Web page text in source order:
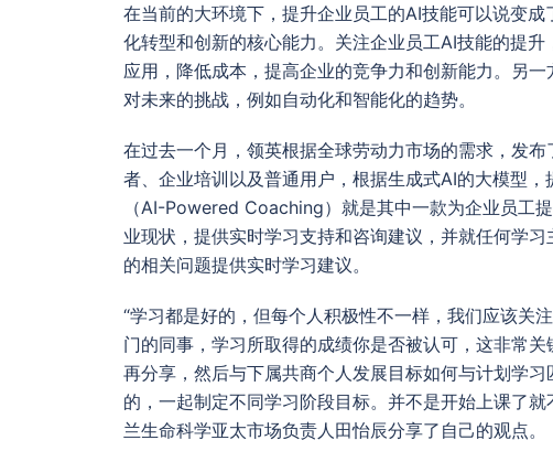
在当前的大环境下，提升企业员工的AI技能可以说变
化转型和创新的核心能力。关注企业员工AI技能的提
应用，降低成本，提高企业的竞争力和创新能力。另
对未来的挑战，例如自动化和智能化的趋势。
在过去一个月，领英根据全球劳动力市场的需求，发
者、企业培训以及普通用户，根据生成式AI的大模型
（AI-Powered Coaching）就是其中一款为企业员工
业现状，提供实时学习支持和咨询建议，并就任何学
的相关问题提供实时学习建议。
“学习都是好的，但每个人积极性不一样，我们应该关
门的同事，学习所取得的成绩你是否被认可，这非常
再分享，然后与下属共商个人发展目标如何与计划学
的，一起制定不同学习阶段目标。并不是开始上课了
兰生命科学亚太市场负责人田怡辰分享了自己的观点。